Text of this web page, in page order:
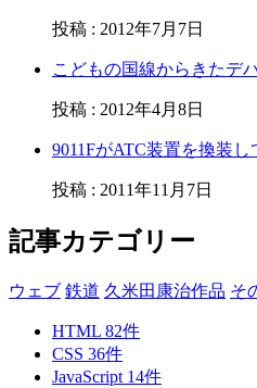
投稿 : 2012年7月7日
こどもの国線からきたデ
投稿 : 2012年4月8日
9011FがATC装置を換装
投稿 : 2011年11月7日
記事カテゴリー
ウェブ 鉄道 久米田康治作品 そ
HTML 82件
CSS 36件
JavaScript 14件